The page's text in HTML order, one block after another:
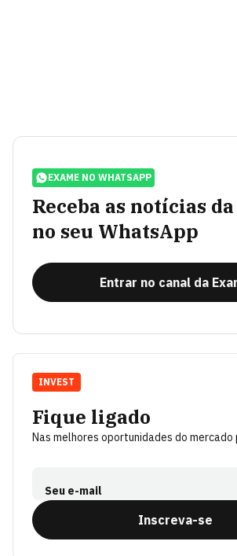
EXAME NO WHATSAPP
Receba as notícias
no seu WhatsApp
Entrar no canal da
Fique ligado
Nas melhores oportunidades do mercado
Seu e-mail
Inscreva-se
INVEST